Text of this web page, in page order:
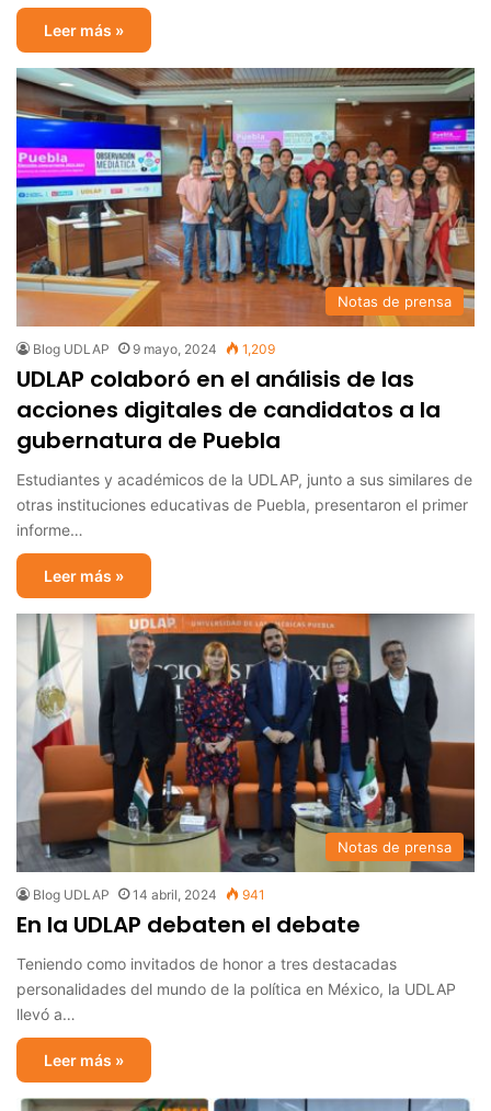
Leer más »
Notas de prensa
Blog UDLAP 9 mayo, 2024 1,209
UDLAP colaboró en el análisis de las
acciones digitales de candidatos a la
gubernatura de Puebla
Estudiantes y académicos de la UDLAP, junto a sus similares de
otras instituciones educativas de Puebla, presentaron el primer
informe…
Leer más »
Notas de prensa
Blog UDLAP 14 abril, 2024 941
En la UDLAP debaten el debate
Teniendo como invitados de honor a tres destacadas
personalidades del mundo de la política en México, la UDLAP
llevó a…
Leer más »